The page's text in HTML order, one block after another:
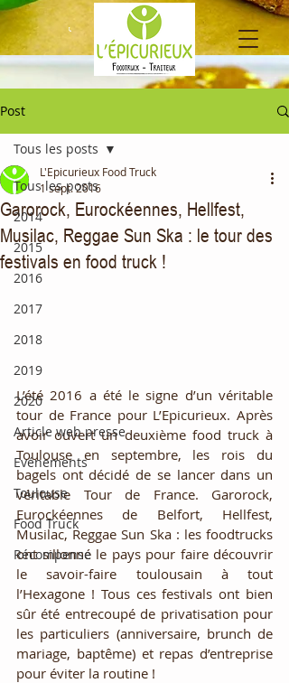
Post
Tous les posts
2014
2015
2016
2017
2018
2019
2020
Article web presse
Evénements
Toulouse
Food Truck
Récompense
Tous les posts
Garorock, Eurockéennes, Hellfest,
Musilac, Reggae Sun Ska : le tour des
festivals en food truck !
L'Epicurieux Food Truck
1 sept. 2016
L’été 2016 a été le signe d’un véritable
tour de France pour L’Epicurieux. Après
avoir ouvert un deuxième food truck à
Toulouse en septembre, les rois du
bagels ont décidé de se lancer dans un
véritable Tour de France. Garorock,
Eurockéennes de Belfort, Hellfest,
Musilac, Reggae Sun Ska : les foodtrucks
ont sillonné le pays pour faire découvrir
le savoir-faire toulousain à tout
l’Hexagone ! Tous ces festivals ont bien
sûr été entrecoupé de privatisation pour
les particuliers (anniversaire, brunch de
mariage, baptême) et repas d’entreprise
pour éviter la routine !